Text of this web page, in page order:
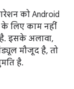
को Android
के लिए काम नहीं
इसके अलावा,
मौजूद है, तो
है.